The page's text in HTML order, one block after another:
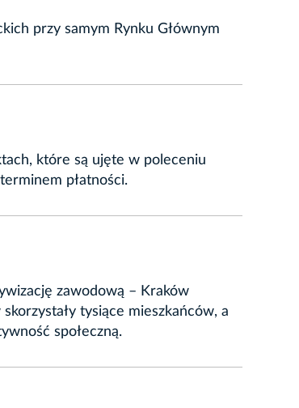
przy samym Rynku Głównym
które są ujęte w poleceniu
płatności.
zawodową – Kraków
tysiące mieszkańców, a
społeczną.